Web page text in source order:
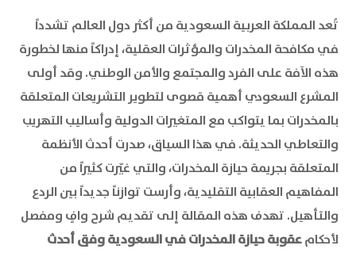
تُعد المملكة العربية السعودية من أكثر دول العالم تشدداً
في مكافحة المخدرات والمؤثرات العقلية، إدراكاً منها لخطورة
هذه الآفة على الفرد والمجتمع والأمن الوطني. وقد أولى
المشرع السعودي أهمية قصوى لتطوير التشريعات المتعلقة
بالمخدرات بما يتواكب مع المتغيرات الدولية وأساليب التهريب
والتعاطي الحديثة. في هذا السياق، صدرت أحدث الأنظمة
المتعلقة بجريمة حيازة المخدرات، والتي غيّرت كثيراً من
المفاهيم العقابية التقليدية، وأرست توازناً جديداً بين الردع
والتأهيل. تهدف هذه المقالة إلى تقديم شرح وافٍ ومفصل
لأحكامعقوبة حيازة المخدرات في السعودية وفق أحدث